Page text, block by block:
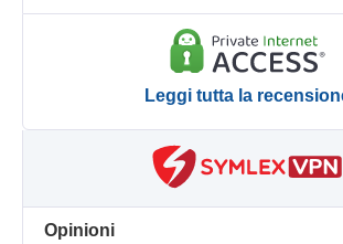
Leggi tutta la
Opinioni